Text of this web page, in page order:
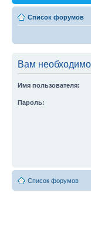
Список форумов
Вам
Имя пользователя:
Пароль:
Список форумов